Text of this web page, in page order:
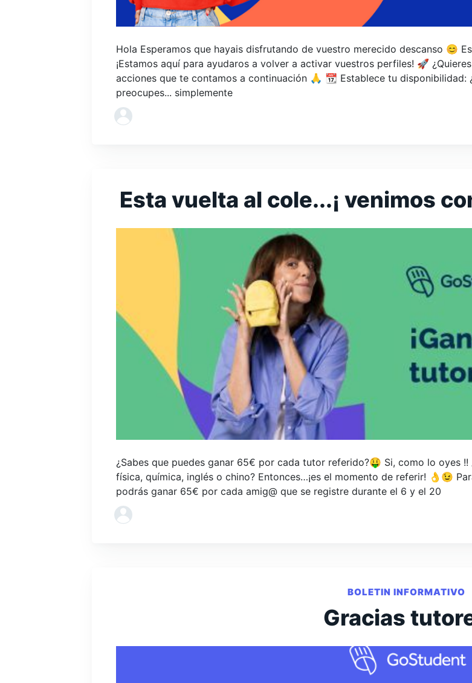
Hola Esperamos que hayais disfrutando de vuestro merecido descanso 😊
¡Estamos aquí para ayudaros a volver a activar vuestros perfiles! 🚀
acciones que te contamos a continuación 🙏 📆 Establece tu disponibilidad:
preocupes... simplemente
Esta vuelta al cole...¡ venimos
¿Sabes que puedes ganar 65€ por cada tutor referido?🤑 Si, como lo oyes !!
física, química, inglés o chino? Entonces…¡es el momento de referir! 👌😉
podrás ganar 65€ por cada amig@ que se registre durante el 6 y el 20
BOLETIN INFORMATIVO
Gracias